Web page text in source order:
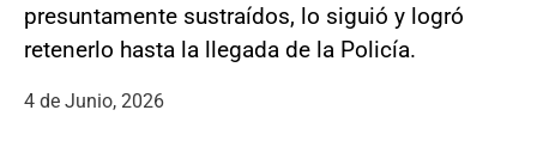
presuntamente sustraídos, lo siguió y logró
retenerlo hasta la llegada de la Policía.
4 de Junio, 2026